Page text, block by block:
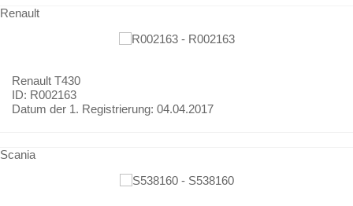
Renault
Renault T430
ID: R002163
Datum der 1. Registrierung: 04.04.2017
Scania